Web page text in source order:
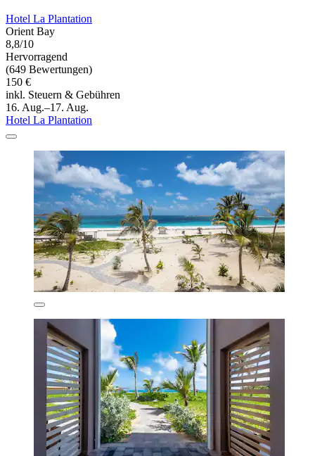
Hotel La Plantation
Orient Bay
8,8/10
Hervorragend
(649 Bewertungen)
150 €
inkl. Steuern & Gebühren
16. Aug.–17. Aug.
Hotel La Plantation